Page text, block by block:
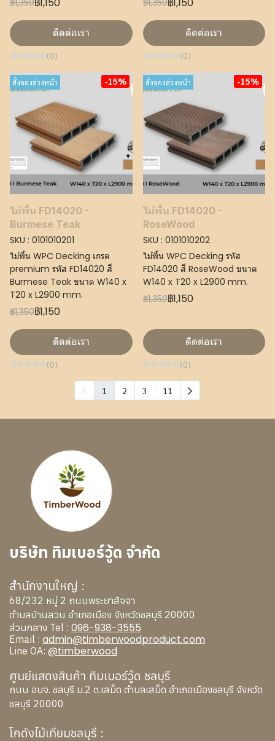
฿1,350
ติดต่อเรา
(0)
฿1,350
ติดต่อเรา
(0)
สั่งจองล่วงหน้า -15%
ไม้พื้น FD14020 -
Burmese Teak
SKU : 0101010201
ไม้พื้น WPC Decking เกรด
premium รหัส FD14020 สี
Burmese Teak ขนาด W140 x
T20 x L2900 mm.
฿1,350฿1,150
ติดต่อเรา
(0)
สั่งจองล่วงหน้า -15%
ไม้พื้น FD14020 -
RoseWood
SKU : 0101010202
ไม้พื้น WPC Decking รหัส
FD14020 สี RoseWood ขนาด
W140 x T20 x L2900 mm.
฿1,350฿1,150
ติดต่อเรา
(0)
1 2 3 11
บริษัท ทิมเบอร์วู้ด จำกัด
สำนักงานใหญ่ :
68/232 หมู่ 2 ถนนพระยาสัจจา
ตำบลบ้านสวน อำเภอเมือง จังหวัดชลบุรี 20000
ส่วนกลาง Tel : 096-938-3555
Email : admin@timberwoodproduct.com
Line OA: @timberwood
ศูนย์แสดงสินค้า ทิมเบอร์วู้ด ชลบุรี
ถนน อบจ. ชลบุรี ม.2 ต.เสม็ด ตำบลเสม็ด อำเภอเมืองชลบุรี จังหวัด
ชลบุรี 20000
โกดังไม้เทียมชลบุรี :